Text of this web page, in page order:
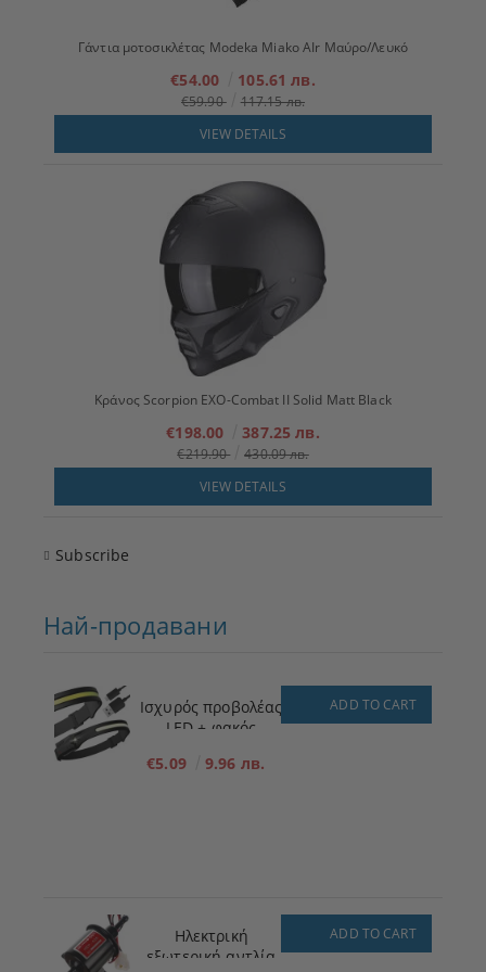
Γάντια μοτοσικλέτας Modeka Miako AIr Μαύρο/Λευκό
€54.00 105.61 лв.
€59.90
117.15 лв.
VIEW DETAILS
Κράνος Scorpion EXO-Combat II Solid Matt Black
€198.00 387.25 лв.
€219.90
430.09 лв.
VIEW DETAILS
Subscribe
Най-продавани
Ισχυρός προβολέας
LED + φακός
€5.09
9.96 лв.
ADD TO CART
Ηλεκτρική
εξωτερική αντλία
ADD TO CART